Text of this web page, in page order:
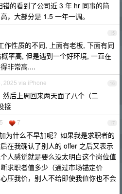
错的看到了公司近 3 年 hr 同事的简
，大部分是 1.5 一年一调。
15
作性质的不同, 上面有老板, 下面有同
率高, 但是遇到一个好环境, 一直在
非常高....
16
2025 via iPhone
然后上周回来两天面了八个（二
接
17
7
为什么不早加呢？如果我是求职者的
在我确认了别人的 offer 之后又表示
人感觉就是要么没太明白这个岗位值
求职者值多少（通过市场锚定价
压我价，别人不给即使我值你也不会